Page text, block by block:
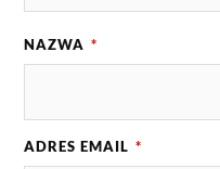
NAZWA *
ADRES EMAIL *